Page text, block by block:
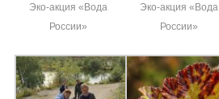
Эко-акция «Вода
России»
Эко-акция «Вода
России»